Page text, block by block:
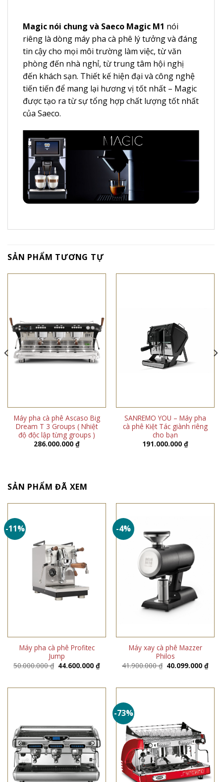
Magic nói chung và Saeco Magic M1 nói
riêng là dòng máy pha cà phê lý tưởng và đáng
tin cậy cho mọi môi trường làm việc, từ văn
phòng đến nhà nghỉ, từ trung tâm hội nghị
đến khách sạn. Thiết kế hiện đại và công nghệ
tiến tiến để mang lại hương vị tốt nhất – Magic
được tạo ra từ sự tổng hợp chất lượng tốt nhất
của Saeco.
SẢN PHẨM TƯƠNG TỰ
Máy pha cà phê Ascaso Big
Dream T 3 Groups ( Nhiệt
độ độc lập từng groups )
286.000.000 ₫
SANREMO YOU – Máy pha
cà phê Kiệt Tác giành riêng
cho bạn
191.000.000 ₫
SẢN PHẨM ĐÃ XEM
-11%
Máy pha cà phê Profitec
Jump
50.000.000₫ Giá
gốc
44.600.000₫Giá
44.600.000 ₫.
-4%
Máy xay cà phê Mazzer
Philos
41.900.000₫ Giá
gốc
40.099.000₫Giá
-73%